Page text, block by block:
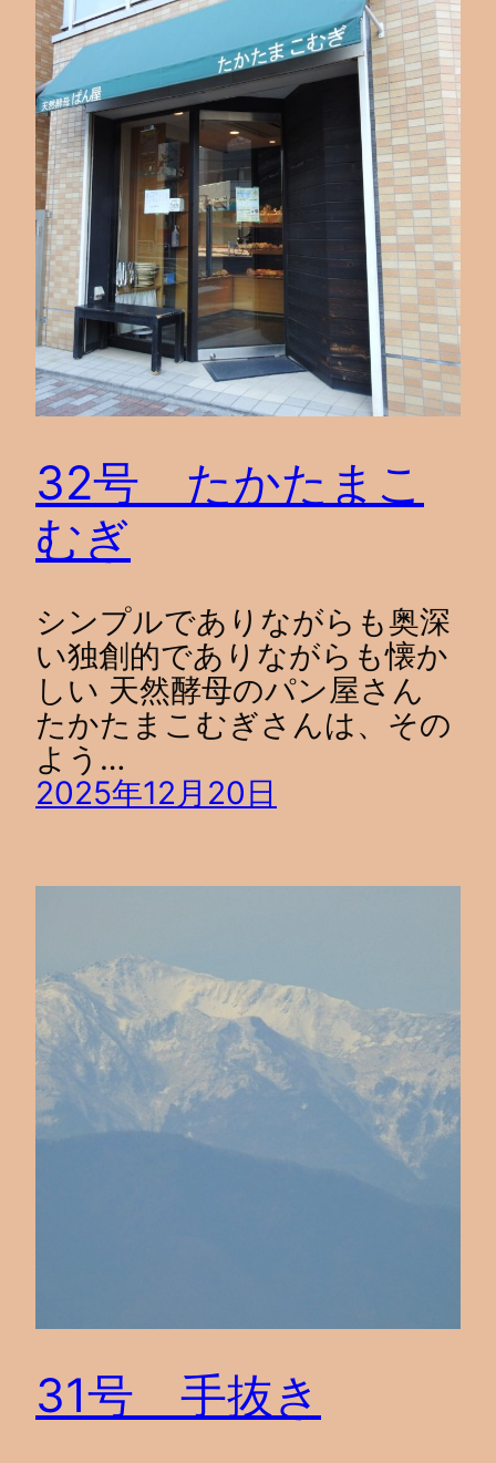
32号 たかたまこ
むぎ
シンプルでありながらも奥深
い独創的でありながらも懐か
しい 天然酵母のパン屋さん
たかたまこむぎさんは、その
よう…
2025年12月20日
31号 手抜き